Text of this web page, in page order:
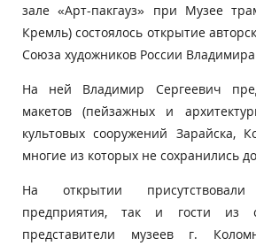
зале «Арт-пакгауз» при Музее
Кремль) состоялось открытие
Союза художников России
На ней Владимир Сергеевич
макетов (пейзажных и
культовых сооружений Зарайска,
многие из которых не сохранились
На открытии
предприятия, так и гости из
представители музеев г.